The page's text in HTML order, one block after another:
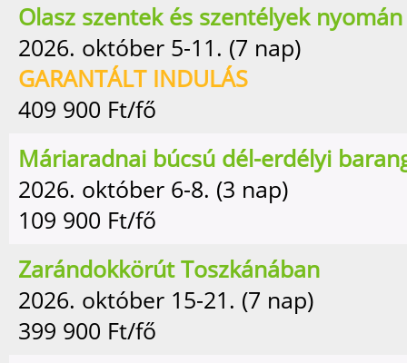
Olasz szentek és szentélyek nyomán
2026. október 5-11. (7 nap)
GARANTÁLT INDULÁS
409 900 Ft/fő
Máriaradnai búcsú dél-erdélyi
2026. október 6-8. (3 nap)
109 900 Ft/fő
Zarándokkörút Toszkánában
2026. október 15-21. (7 nap)
399 900 Ft/fő